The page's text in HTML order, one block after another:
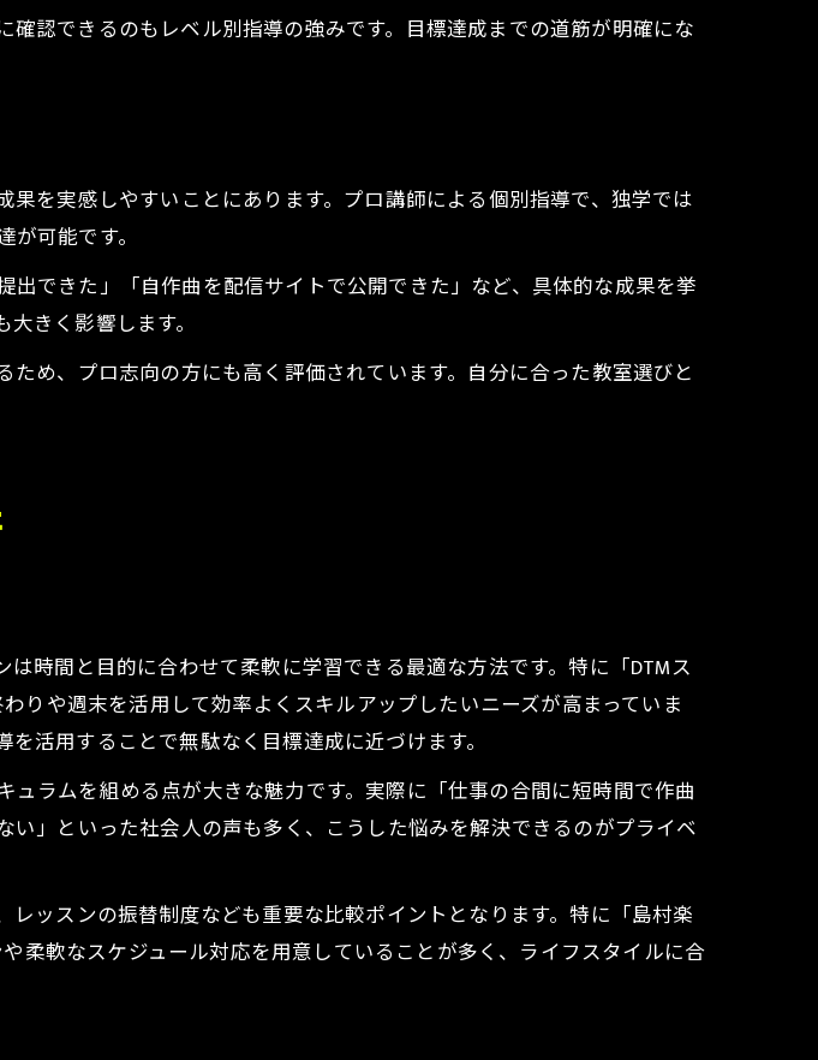
認できるのもレベル別指導の強みです。目標達成までの道筋が明確にな
を実感しやすいことにあります。プロ講師による個別指導で、独学では
可能です。
できた」「自作曲を配信サイトで公開できた」など、具体的な成果を挙
きく影響します。
め、プロ志向の方にも高く評価されています。自分に合った教室選びと
時間と目的に合わせて柔軟に学習できる最適な方法です。特に「DTMス
りや週末を活用して効率よくスキルアップしたいニーズが高まっていま
活用することで無駄なく目標達成に近づけます。
ラムを組める点が大きな魅力です。実際に「仕事の合間に短時間で作曲
」といった社会人の声も多く、こうした悩みを解決できるのがプライベ
ッスンの振替制度なども重要な比較ポイントとなります。特に「島村楽
柔軟なスケジュール対応を用意していることが多く、ライフスタイルに合